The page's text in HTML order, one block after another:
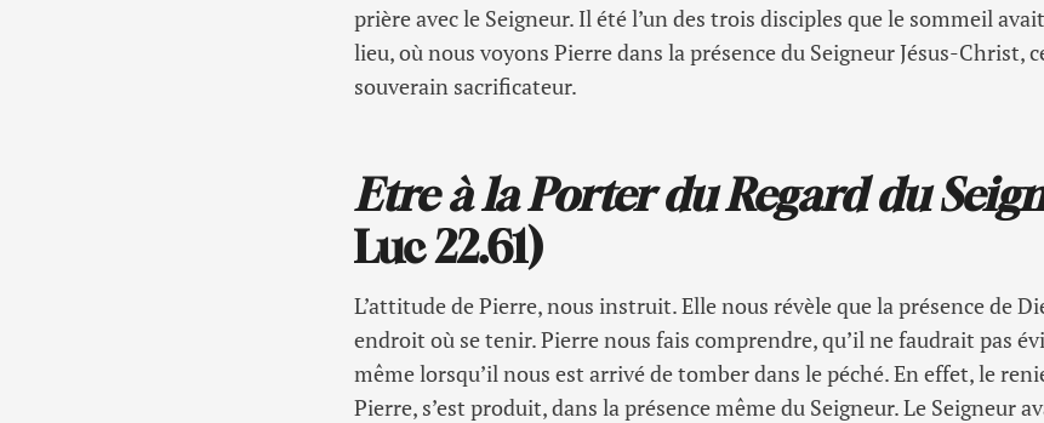
prière avec le Seigneur. Il été l’un des trois disciples que le sommeil
lieu, où nous voyons Pierre dans la présence du Seigneur Jésus-Christ,
souverain sacrificateur.
Etre à la Porter du Regard du
Luc 22.61)
L’attitude de Pierre, nous instruit. Elle nous révèle que la présence de
endroit où se tenir. Pierre nous fais comprendre, qu’il ne faudrait pas
même lorsqu’il nous est arrivé de tomber dans le péché. En effet, le
Pierre, s’est produit, dans la présence même du Seigneur. Le Seigneur